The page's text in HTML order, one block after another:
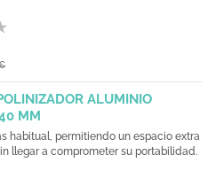
ALUMINIO
MM
habitual, permitiendo un espacio extra
llegar a comprometer su portabilidad.